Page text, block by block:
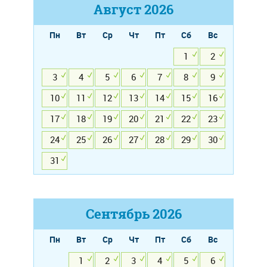
Август2026
Пн Вт Ср Чт Пт Сб
Вс
1
2
3
4 5 6 7 8
9
10
11 12 13 14 15
16
17
18 19 20 21 22
23
24
25 26 27 28 29
30
31
Сентябрь2026
Пн Вт Ср Чт Пт Сб
Вс
1
2 3 4 5
6